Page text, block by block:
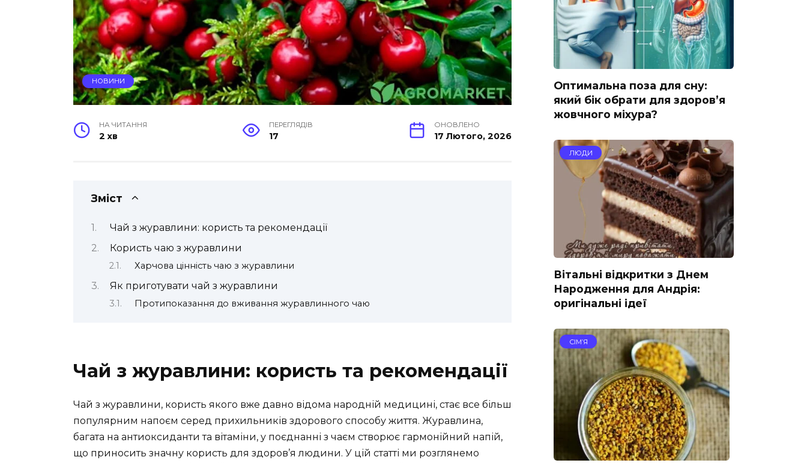
НОВИНИ
НА ЧИТАННЯ
2 хв
ПЕРЕГЛЯДІВ
17
ОНОВЛЕНО
17 Лютого, 2026
Зміст
Чай з журавлини: користь та рекомендації
Користь чаю з журавлини
Харчова цінність чаю з журавлини
Як приготувати чай з журавлини
Протипоказання до вживання журавлинного чаю
Чай з журавлини: користь та рекомендації
Чай з журавлини, користь якого вже давно відома народній медицині, стає все більш
популярним напоєм серед прихильників здорового способу життя. Журавлина,
багата на антиоксиданти та вітаміни, у поєднанні з чаєм створює гармонійний напій,
що приносить значну користь для здоров’я людини. У цій статті ми розглянемо
Оптимальна поза для сну:
який бік обрати для здоров’я
жовчного міхура?
ЛЮДИ
Вітальні відкритки з Днем
Народження для Андрія:
оригінальні ідеї
СІМ’Я